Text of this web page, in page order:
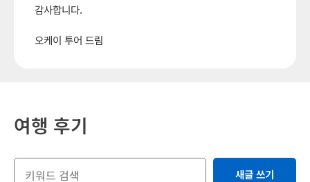
감사합니다.
오케이 투어 드림
여행 후기
새글 쓰기